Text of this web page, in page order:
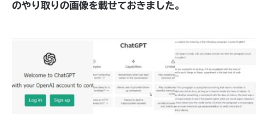
のやり取りの画像を載せておきました。